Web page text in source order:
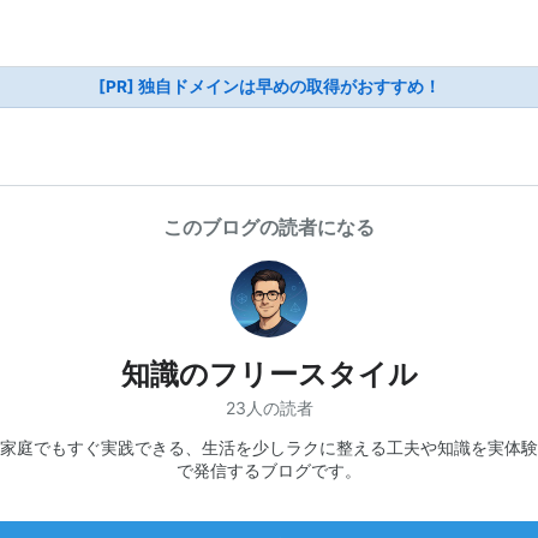
[PR] 独自ドメインは早めの取得がおすすめ！
このブログの読者になる
知識のフリースタイル
23人の読者
庭でもすぐ実践できる、生活を少しラクに整える工夫や知識を実体
で発信するブログです。